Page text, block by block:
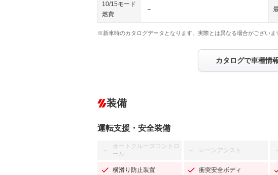
10/15モード
燃費
－
※新車時のカタログデータとなります。実際とは異なる場合がございま
カタログで車種情
装備
運転支援・安全装備
－
オートクルーズコントロ
ール
－ レーンアシスト －
横滑り防止装置 衝突安全ボディ